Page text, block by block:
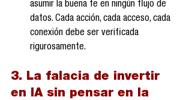
asumir la buena fe en ningún flujo de
datos. Cada acción, cada acceso, cada
conexión debe ser verificada
rigurosamente.
3. La falacia de invertir
en IA sin pensar en la